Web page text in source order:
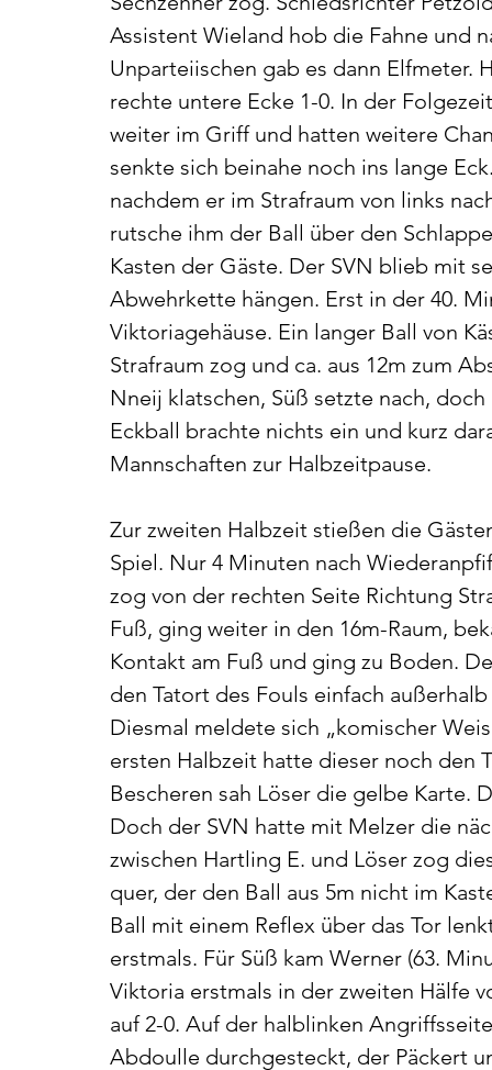
Assistent Wieland hob die Fahne und
Unparteiischen gab es dann
rechte untere Ecke 1-0. In der
weiter im Griff und hatten weitere
senkte sich beinahe noch ins lange
nachdem er im Strafraum von links
rutsche ihm der Ball über den
Kasten der Gäste. Der SVN blieb mit
Abwehrkette hängen. Erst in der 40.
Viktoriagehäuse. Ein langer Ball von
Strafraum zog und ca. aus 12m zum
Nneij klatschen, Süß setzte nach,
Eckball brachte nichts ein und kurz
Mannschaften zur Halbzeitpause.
Zur zweiten Halbzeit stießen die
Spiel. Nur 4 Minuten nach
zog von der rechten Seite Richtung
Fuß, ging weiter in den 16m-Raum,
Kontakt am Fuß und ging zu Boden.
den Tatort des Fouls einfach
Diesmal meldete sich „komischer
ersten Halbzeit hatte dieser noch den
Bescheren sah Löser die gelbe
Doch der SVN hatte mit Melzer die
zwischen Hartling E. und Löser zog
quer, der den Ball aus 5m nicht im
Ball mit einem Reflex über das Tor
erstmals. Für Süß kam Werner (63.
Viktoria erstmals in der zweiten Hälfe
auf 2-0. Auf der halblinken
Abdoulle durchgesteckt, der Päckert